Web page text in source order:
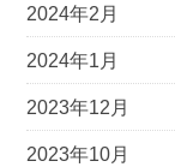
2024年2月
2024年1月
2023年12月
2023年10月